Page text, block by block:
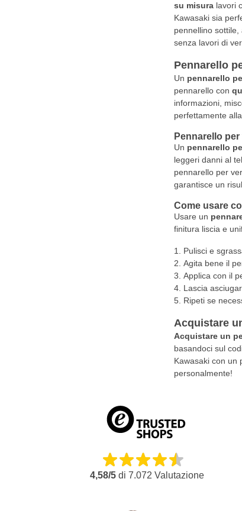
su misuralavori
Kawasaki sia
pennellino
senza lavori di
Pennarello
Un pennarello
pennarello con
informazioni,
perfettamente
Pennarello
Un pennarello
leggeri danni al
pennarello per
garantisce un
Come usare
Usare un
finitura liscia e
Pulisci e
Agita bene il
Applica con il
Lascia
Ripeti se
Acquistare
Acquistare un
basandoci sul
Kawasaki con un
personalmente!
4,58/5di 7.072 Valutazione